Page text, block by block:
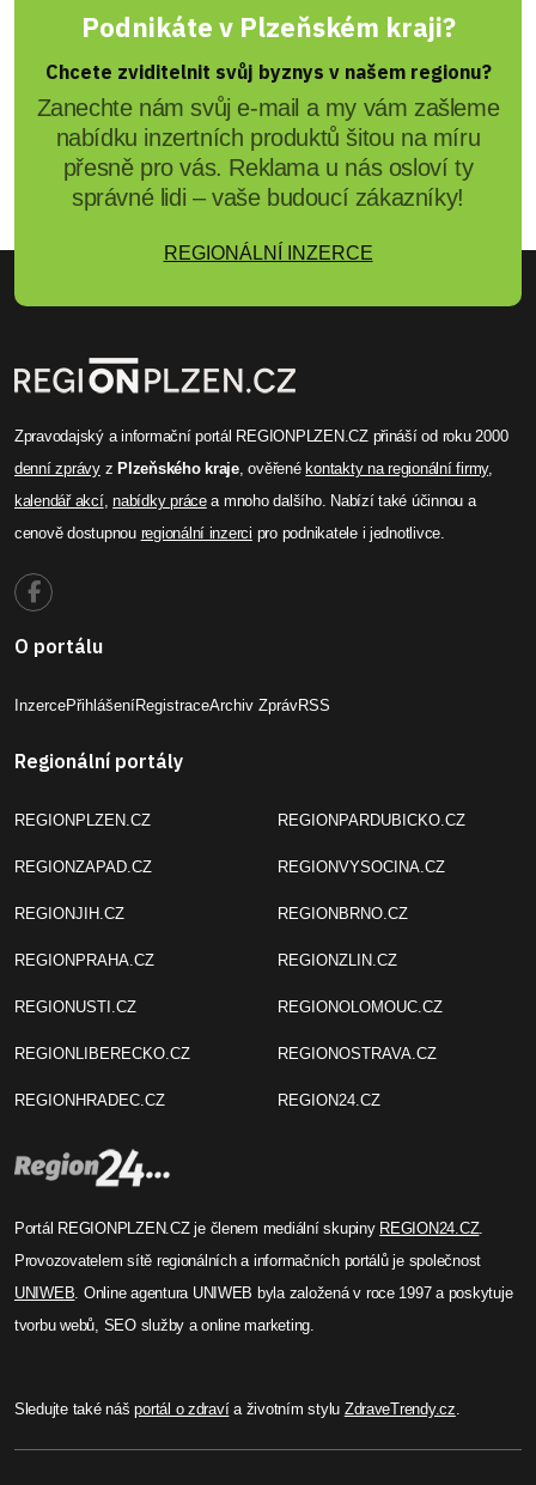
Podnikáte v Plzeňském kraji?
Chcete zviditelnit svůj byznys v našem regionu?
Zanechte nám svůj e-mail a my vám zašleme
nabídku inzertních produktů šitou na míru
přesně pro vás. Reklama u nás osloví ty
správné lidi – vaše budoucí zákazníky!
REGIONÁLNÍ INZERCE
Zpravodajský a informační portál REGIONPLZEN.CZ přináší od roku 2000
denní zprávyz Plzeňského kraje, ověřené kontakty na regionální firmy,
kalendář akcí,nabídky prácea mnoho dalšího. Nabízí také účinnou a
cenově dostupnou regionální inzerci pro podnikatele i jednotlivce.
O portálu
InzercePřihlášeníRegistraceArchiv ZprávRSS
Regionální portály
REGIONPLZEN.CZ
REGIONZAPAD.CZ
REGIONJIH.CZ
REGIONPRAHA.CZ
REGIONUSTI.CZ
REGIONLIBERECKO.CZ
REGIONHRADEC.CZ
REGIONPARDUBICKO.CZ
REGIONVYSOCINA.CZ
REGIONBRNO.CZ
REGIONZLIN.CZ
REGIONOLOMOUC.CZ
REGIONOSTRAVA.CZ
REGION24.CZ
Portál REGIONPLZEN.CZ je členem mediální skupiny REGION24.CZ.
Provozovatelem sítě regionálních a informačních portálů je společnost
UNIWEB. Online agentura UNIWEB byla založená v roce 1997 a poskytuje
tvorbu webů, SEO služby a online marketing.
Sledujte také nášportál o zdravía životním stylu ZdraveTrendy.cz.